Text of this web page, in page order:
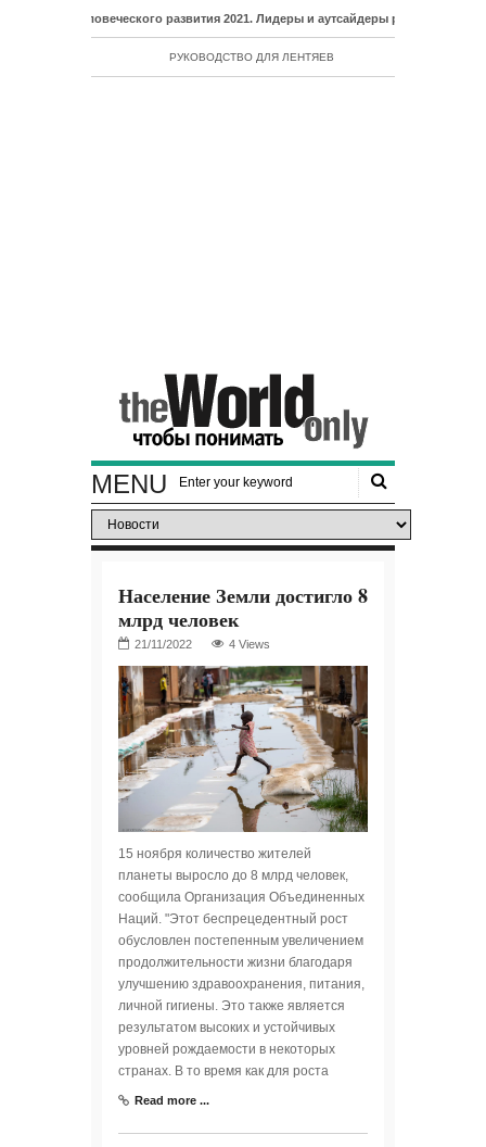
развития 2021. Лидеры и аутсайдеры рейтинга ИЧР
РУКОВОДСТВО ДЛЯ ЛЕНТЯЕВ
MENU
Население Земли достигло 8
млрд человек
4 Views
15 ноября количество жителей
планеты выросло до 8 млрд человек,
сообщила Организация Объединенных
Наций. "Этот беспрецедентный рост
обусловлен постепенным увеличением
продолжительности жизни благодаря
улучшению здравоохранения, питания,
личной гигиены. Это также является
результатом высоких и устойчивых
уровней рождаемости в некоторых
странах. В то время как для роста
Read more ...